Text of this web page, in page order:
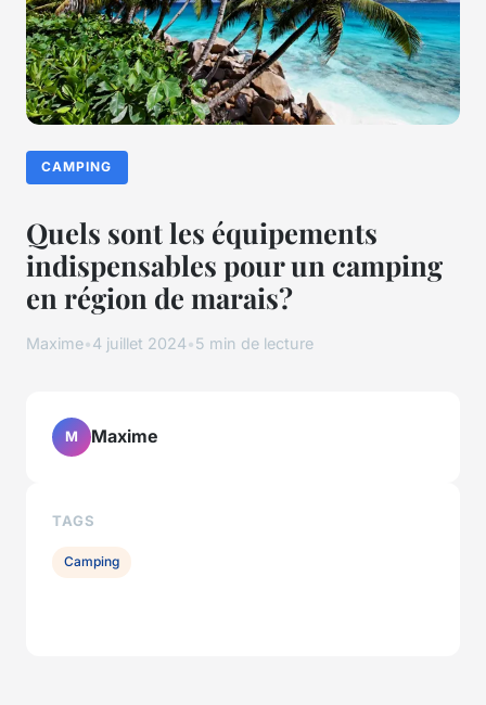
CAMPING
Quels sont les équipements
indispensables pour un camping
en région de marais?
Maxime•4 juillet 2024•5 min de lecture
M Maxime
TAGS
Camping